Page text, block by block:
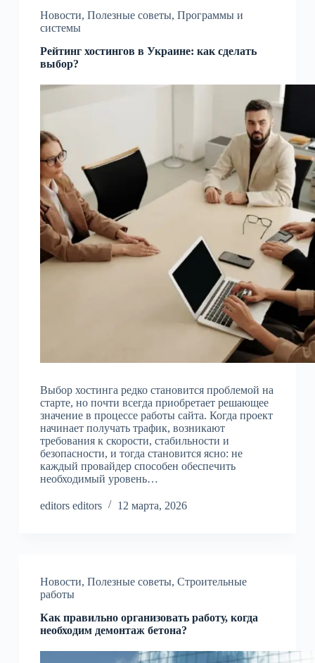
Новости, Полезные советы, Программы и
системы
Рейтинг хостингов в Украине: как сделать
выбор?
Выбор хостинга редко становится проблемой на
старте, но почти всегда приобретает решающее
значение в процессе работы сайта. Когда проект
начинает получать трафик, возникают
требования к скорости, стабильности и
безопасности, и тогда становится ясно: не
каждый провайдер способен обеспечить
необходимый уровень…
editors editors 12 марта, 2026
Новости, Полезные советы, Строительные
работы
Как правильно организовать работу, когда
необходим демонтаж бетона?